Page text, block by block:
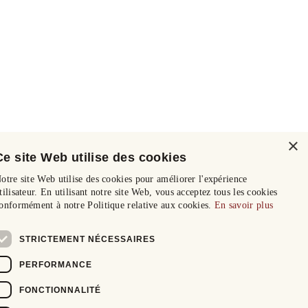
×
site Web utilise des cookies
site Web utilise des cookies pour améliorer l'expérience
En utilisant notre site Web, vous acceptez tous les cookies
à notre Politique relative aux cookies. En savoir plus
STRICTEMENT NÉCESSAIRES
PERFORMANCE
FONCTIONNALITÉ